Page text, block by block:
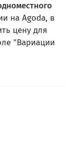
на Agoda, в
цену для
"Вариации